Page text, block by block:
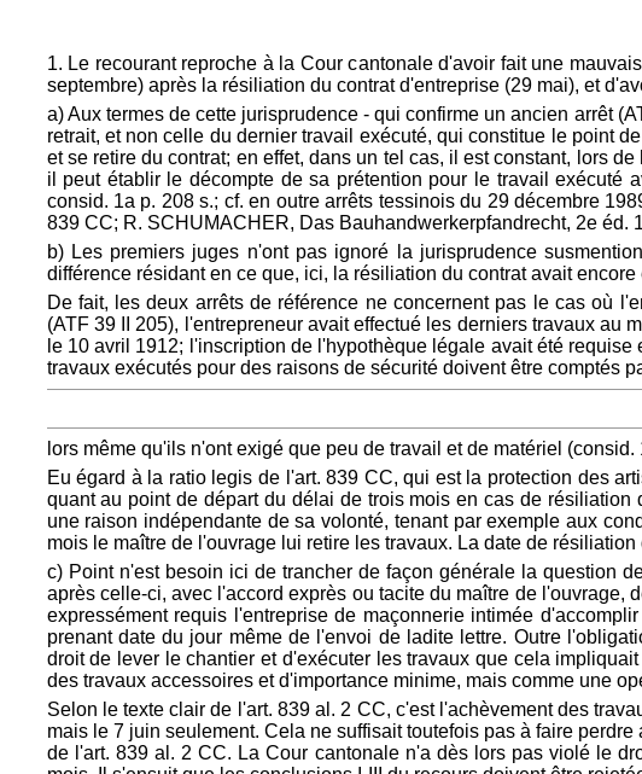
1. Le recourant reproche à la Cour cantonale d'avoir fait une
septembre) après la résiliation du contrat d'entreprise (29 mai), et
a) Aux termes de cette jurisprudence - qui confirme un ancien arrêt
retrait, et non celle du dernier travail exécuté, qui constitue le point
et se retire du contrat; en effet, dans un tel cas, il est constant, lors
il peut établir le décompte de sa prétention pour le travail exécuté
consid. 1a p. 208 s.; cf. en outre arrêts tessinois du 29 décembre
839 CC; R. SCHUMACHER, Das Bauhandwerkerpfandrecht, 2e éd.
b) Les premiers juges n'ont pas ignoré la jurisprudence
différence résidant en ce que, ici, la résiliation du contrat avait
De fait, les deux arrêts de référence ne concernent pas le cas où
(ATF 39 II 205), l'entrepreneur avait effectué les derniers travaux
le 10 avril 1912; l'inscription de l'hypothèque légale avait été
travaux exécutés pour des raisons de sécurité doivent être comptés
lors même qu'ils n'ont exigé que peu de travail et de matériel (consid.
Eu égard à la ratio legis de l'art. 839 CC, qui est la protection des
quant au point de départ du délai de trois mois en cas de
une raison indépendante de sa volonté, tenant par exemple aux
mois le maître de l'ouvrage lui retire les travaux. La date de
c) Point n'est besoin ici de trancher de façon générale la question
après celle-ci, avec l'accord exprès ou tacite du maître de l'ouvrage,
expressément requis l'entreprise de maçonnerie intimée
prenant date du jour même de l'envoi de ladite lettre. Outre
droit de lever le chantier et d'exécuter les travaux que cela
des travaux accessoires et d'importance minime, mais comme une
Selon le texte clair de l'art. 839 al. 2 CC, c'est l'achèvement des
mais le 7 juin seulement. Cela ne suffisait toutefois pas à faire
de l'art. 839 al. 2 CC. La Cour cantonale n'a dès lors pas violé le